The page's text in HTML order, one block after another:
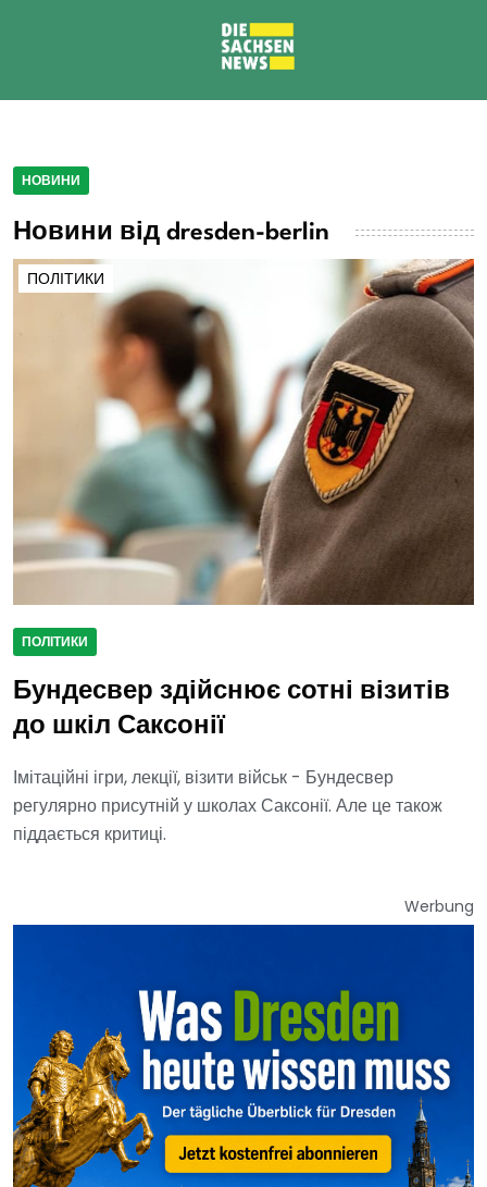
НОВИНИ
Новини від dresden-berlin
ПОЛІТИКИ
ПОЛІТИКИ
Бундесвер здійснює сотні візитів
до шкіл Саксонії
Імітаційні ігри, лекції, візити військ - Бундесвер
регулярно присутній у школах Саксонії. Але це також
піддається критиці.
Werbung